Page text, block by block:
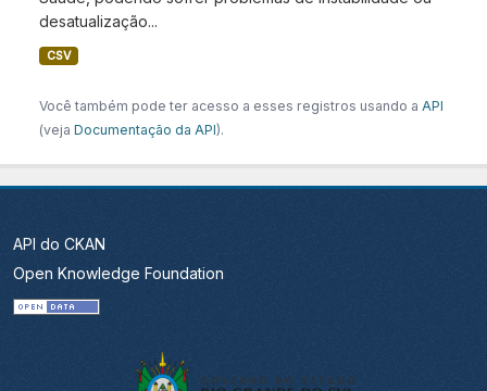
desatualização...
CSV
Você também pode ter acesso a esses registros usando a API
(veja Documentação da API).
API do CKAN
Open Knowledge Foundation